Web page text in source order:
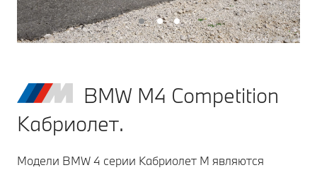
BMW M4 Competition
Кабриолет.
Модели BMW 4 серии Кабриолет M являются